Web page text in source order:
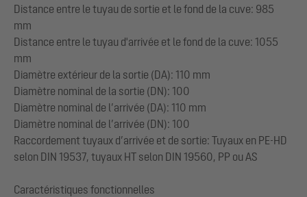
Distance entre le tuyau de sortie et le fond de la cuve: 985
mm
Distance entre le tuyau d'arrivée et le fond de la cuve: 1055
mm
Diamètre extérieur de la sortie (DA): 110 mm
Diamètre nominal de la sortie (DN): 100
Diamètre nominal de l’arrivée (DA): 110 mm
Diamètre nominal de l’arrivée (DN): 100
Raccordement tuyaux d’arrivée et de sortie: Tuyaux en PE-HD
selon DIN 19537, tuyaux HT selon DIN 19560, PP ou AS
Caractéristiques fonctionnelles